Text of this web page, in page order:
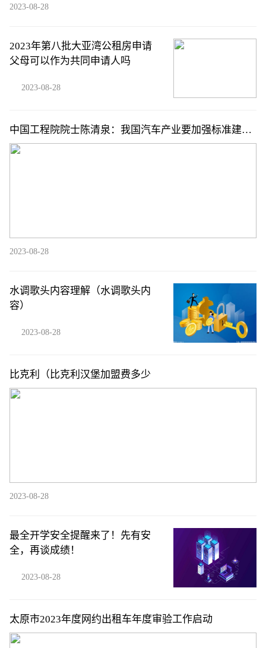
2023-08-28
2023年第八批大亚湾公租房申请
父母可以作为共同申请人吗
2023-08-28
中国工程院院士陈清泉：我国汽车产业要加强标准建设
并与国际接轨
2023-08-28
水调歌头内容理解（水调歌头内
容）
2023-08-28
比克利（比克利汉堡加盟费多少
2023-08-28
最全开学安全提醒来了！先有安
全，再谈成绩！
2023-08-28
太原市2023年度网约出租车年度审验工作启动